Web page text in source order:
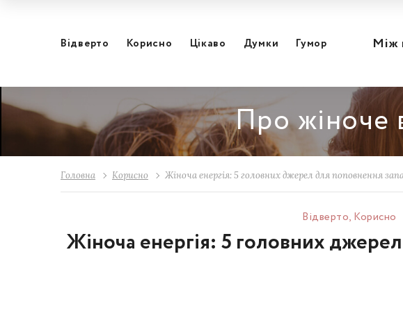
Відвертo Корисно Цікаво Думки Гумор Між
Про жіноче
Головна Корисно Жіноча енергія: 5 головних джерел для поповнення
Відвертo, Корисно
Жіноча енергія: 5 головних